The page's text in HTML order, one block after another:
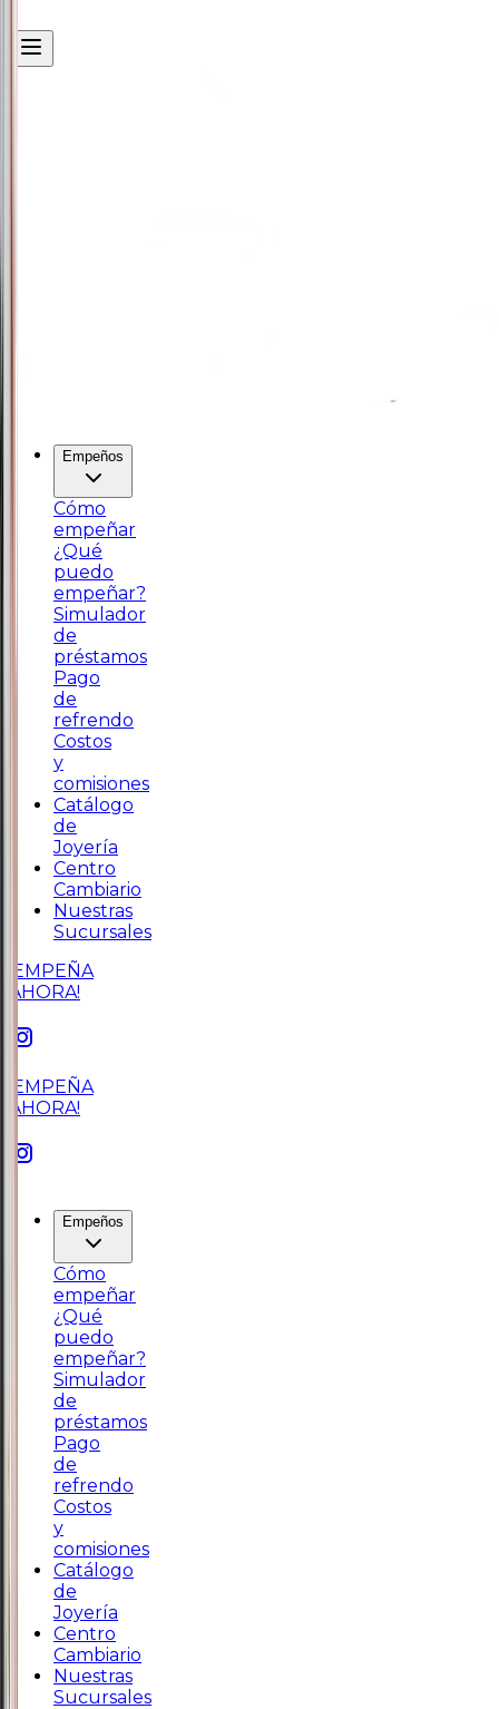
Empeños
Cómo
empeñar
¿Qué
puedo
empeñar?
Simulador
de
préstamos
Pago
de
refrendo
Costos
y
comisiones
Catálogo
de
Joyería
Centro
Cambiario
Nuestras
Sucursales
¡EMPEÑA
AHORA!
¡EMPEÑA
AHORA!
Empeños
Cómo
empeñar
¿Qué
puedo
empeñar?
Simulador
de
préstamos
Pago
de
refrendo
Costos
y
comisiones
Catálogo
de
Joyería
Centro
Cambiario
Nuestras
Sucursales